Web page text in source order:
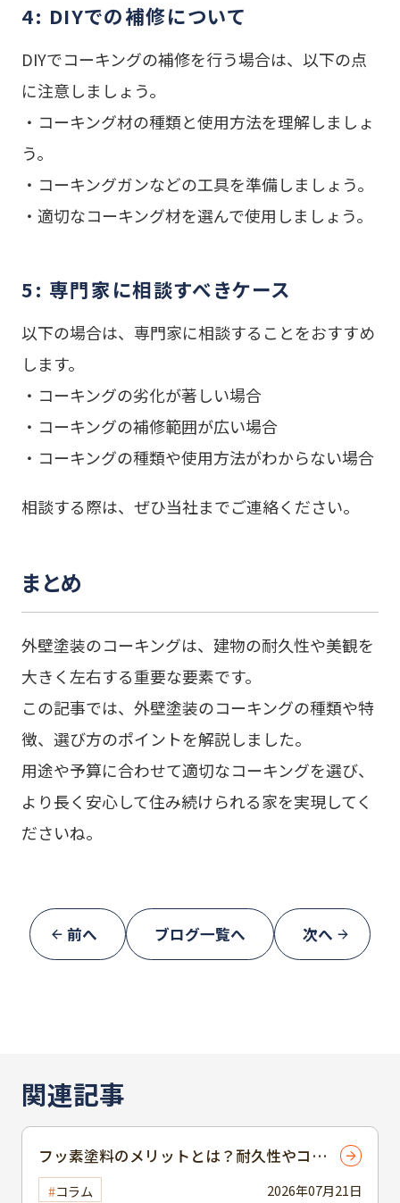
4: DIYでの補修について
DIYでコーキングの補修を行う場合は、以下の点
に注意しましょう。
・コーキング材の種類と使用方法を理解しましょ
う。
・コーキングガンなどの工具を準備しましょう。
・適切なコーキング材を選んで使用しましょう。
5: 専門家に相談すべきケース
以下の場合は、専門家に相談することをおすすめ
します。
・コーキングの劣化が著しい場合
・コーキングの補修範囲が広い場合
・コーキングの種類や使用方法がわからない場合
相談する際は、ぜひ当社までご連絡ください。
まとめ
外壁塗装のコーキングは、建物の耐久性や美観を
大きく左右する重要な要素です。
この記事では、外壁塗装のコーキングの種類や特
徴、選び方のポイントを解説しました。
用途や予算に合わせて適切なコーキングを選び、
より長く安心して住み続けられる家を実現してく
ださいね。
前へ ブログ一覧へ 次へ
関連記事
2026年07月21日
フッ素塗料のメリットとは？耐久性やコス
トパフォーマンスの良さを解説
コラム